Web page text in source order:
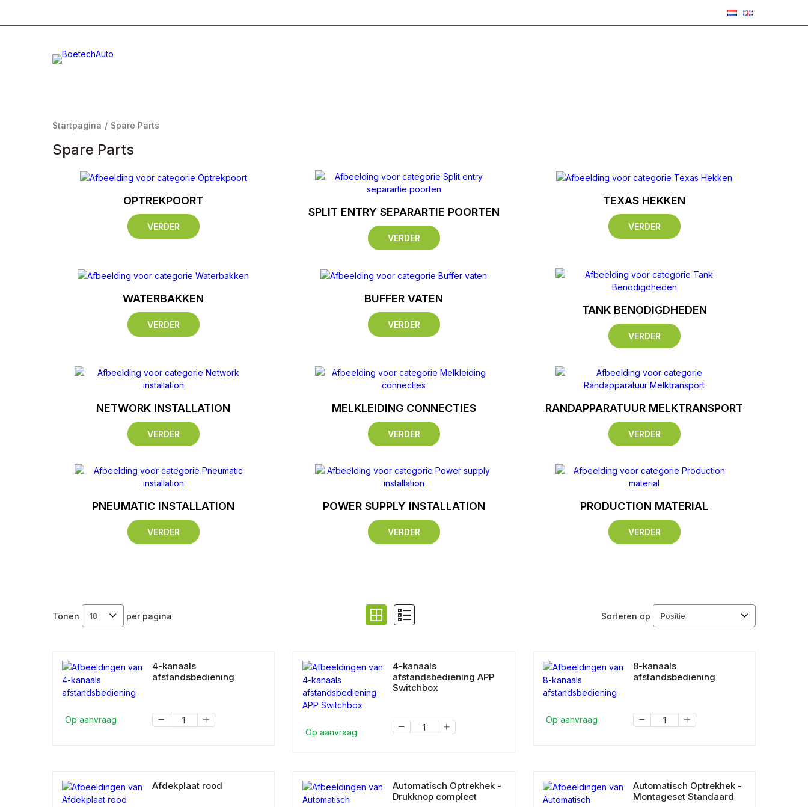
Startpagina / Spare Parts
Spare Parts
OPTREKPOORT
VERDER
SPLIT ENTRY SEPARARTIE POORTEN
VERDER
TEXAS HEKKEN
VERDER
WATERBAKKEN
VERDER
BUFFER VATEN
VERDER
TANK BENODIGDHEDEN
VERDER
NETWORK INSTALLATION
VERDER
MELKLEIDING CONNECTIES
VERDER
RANDAPPARATUUR MELKTRANSPORT
VERDER
PNEUMATIC INSTALLATION
VERDER
POWER SUPPLY INSTALLATION
VERDER
PRODUCTION MATERIAL
VERDER
Sorteren op
Tonen per pagina
Op aanvraag
4-kanaals
afstandsbediening
Op aanvraag
4-kanaals
afstandsbediening APP
Switchbox
Op aanvraag
8-kanaals
afstandsbediening
Afdekplaat rood
Automatisch Optrekhek -
Drukknop compleet
Automatisch Optrekhek -
Montageset Standaard